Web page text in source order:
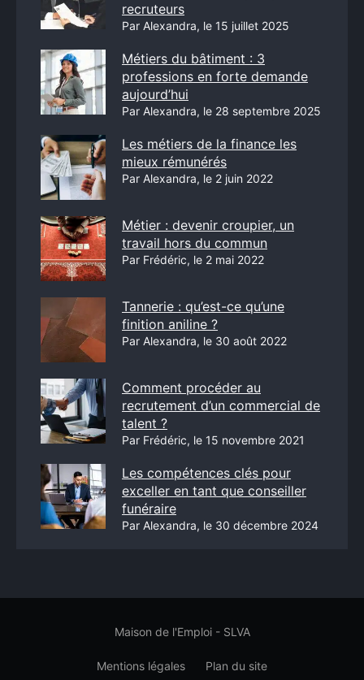
recruteurs
Par Alexandra, le 15 juillet 2025
Métiers du bâtiment : 3
professions en forte demande
aujourd’hui
Par Alexandra, le 28 septembre 2025
Les métiers de la finance les
mieux rémunérés
Par Alexandra, le 2 juin 2022
Métier : devenir croupier, un
travail hors du commun
Par Frédéric, le 2 mai 2022
Tannerie : qu’est-ce qu’une
finition aniline ?
Par Alexandra, le 30 août 2022
Comment procéder au
recrutement d’un commercial de
talent ?
Par Frédéric, le 15 novembre 2021
Les compétences clés pour
exceller en tant que conseiller
funéraire
Par Alexandra, le 30 décembre 2024
Maison de l'Emploi - SLVA
Mentions légales Plan du site